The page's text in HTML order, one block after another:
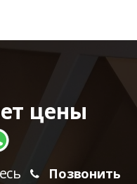
цены
Позвонить